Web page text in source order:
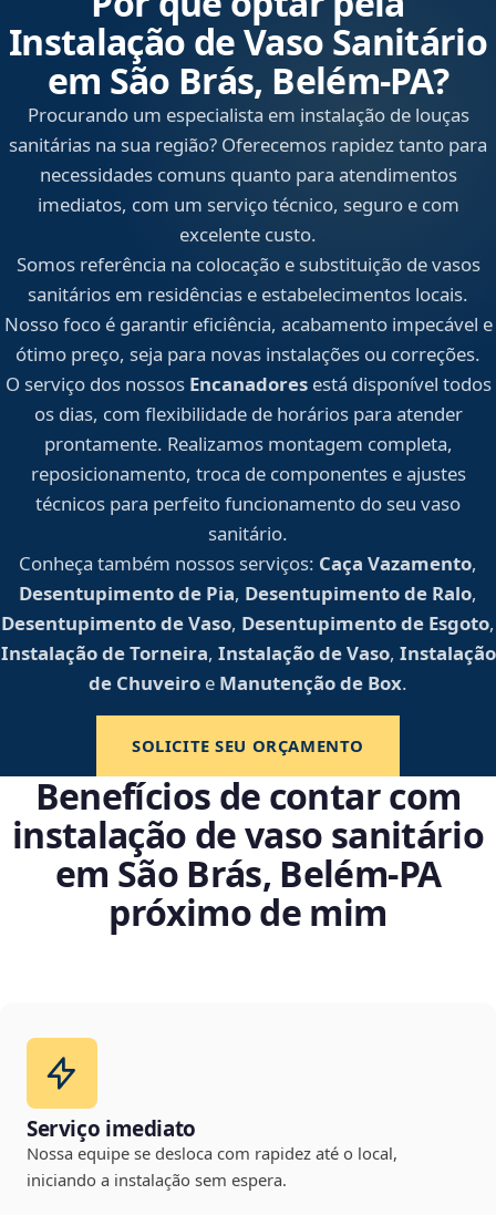
Instalação de Vaso Sanitário
em São Brás, Belém‑PA?
Procurando um especialista em instalação de louças
sanitárias na sua região? Oferecemos rapidez tanto para
necessidades comuns quanto para atendimentos
imediatos, com um serviço técnico, seguro e com
excelente custo.
Somos referência na colocação e substituição de vasos
sanitários em residências e estabelecimentos locais.
Nosso foco é garantir eficiência, acabamento impecável e
ótimo preço, seja para novas instalações ou correções.
O serviço dos nossos Encanadoresestá disponível todos
os dias, com flexibilidade de horários para atender
prontamente. Realizamos montagem completa,
reposicionamento, troca de componentes e ajustes
técnicos para perfeito funcionamento do seu vaso
sanitário.
Conheça também nossos serviços: Caça Vazamento,
Desentupimento de Pia, Desentupimento de Ralo,
Desentupimento de Vaso, Desentupimento de Esgoto,
Instalação de Torneira, Instalação de Vaso, Instalação
de Chuveiro e Manutenção de Box.
SOLICITE SEU ORÇAMENTO
Benefícios de contar com
instalação de vaso sanitário
em São Brás, Belém‑PA
próximo de mim
Serviço imediato
Nossa equipe se desloca com rapidez até o local,
iniciando a instalação sem espera.